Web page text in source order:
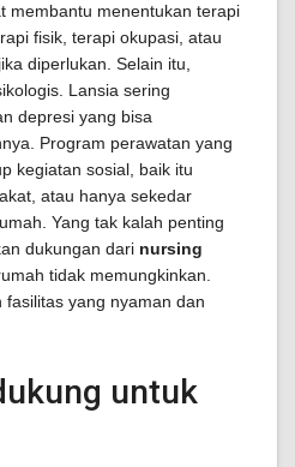
membantu menentukan terapi
fisik, terapi okupasi, atau
diperlukan. Selain itu,
Lansia sering
depresi yang bisa
Program perawatan yang
kegiatan sosial, baik itu
atau hanya sekedar
Yang tak kalah penting
dukungan dari nursing
tidak memungkinkan.
yang nyaman dan
untuk